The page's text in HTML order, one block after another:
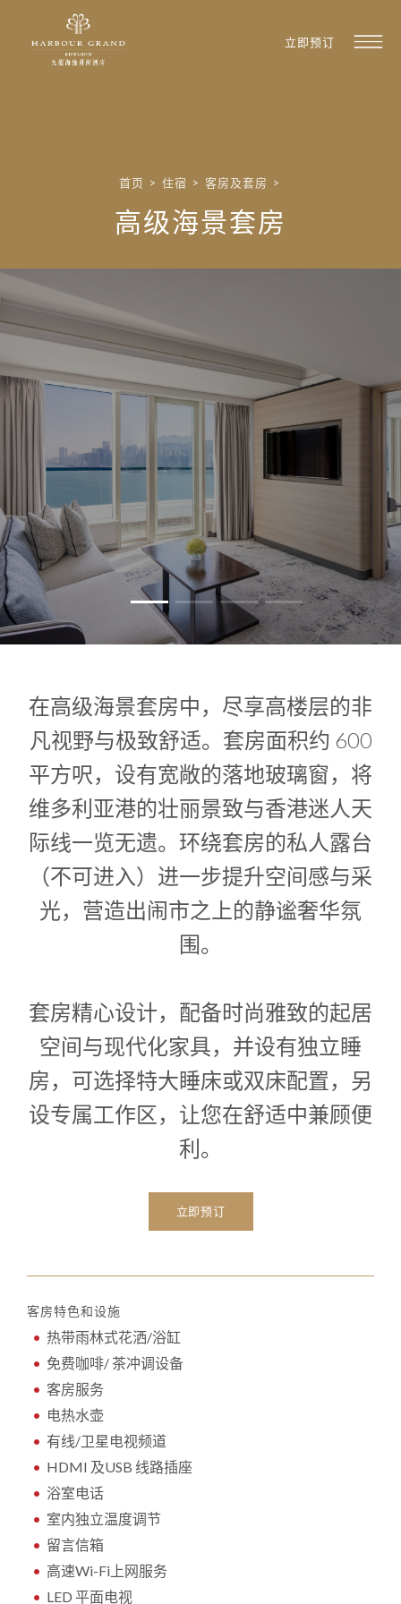
立即预订
1
首页 > 住宿 > 客房及套房 >
高级海景套房
在高级海景套房中，尽享高楼层的非
凡视野与极致舒适。套房面积约 600
平方呎，设有宽敞的落地玻璃窗，将
维多利亚港的壮丽景致与香港迷人天
际线一览无遗。环绕套房的私人露台
（不可进入）进一步提升空间感与采
光，营造出闹市之上的静谧奢华氛
围。
套房精心设计，配备时尚雅致的起居
空间与现代化家具，并设有独立睡
房，可选择特大睡床或双床配置，另
设专属工作区，让您在舒适中兼顾便
利。
立即预订
客房特色和设施
热带雨林式花洒/浴缸
免费咖啡/ 茶冲调设备
客房服务
电热水壶
有线/卫星电视频道
HDMI 及USB 线路插座
浴室电话
室内独立温度调节
留言信箱
高速Wi-Fi上网服务
LED 平面电视